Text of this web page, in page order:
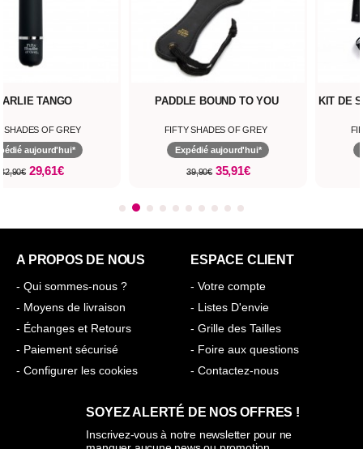
TANGO
SHADES OF GREY
aujourd'hui*
32,90€ 29,61€
PADDLE BOUND TO YOU
FIFTY SHADES OF GREY
Expédié aujourd'hui*
39,90€ 35,91€
KIT DE
A PROPOS DE NOUS
- Qui sommes-nous ?
- Moyens de livraison
- Échanges et Retours
- Paiement sécurisé
- Configurer les cookies
ESPACE CLIENT
- Votre compte
- Listes D'envie
- Grille des Tailles
- Foire aux questions
- Contactez-nous
SOYEZ ALERTÉ DE NOS OFFRES !
Inscrivez-vous à notre newsletter pour ne